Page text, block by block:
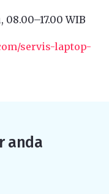
08.00–17.00 WIB
servis-laptop-
anda